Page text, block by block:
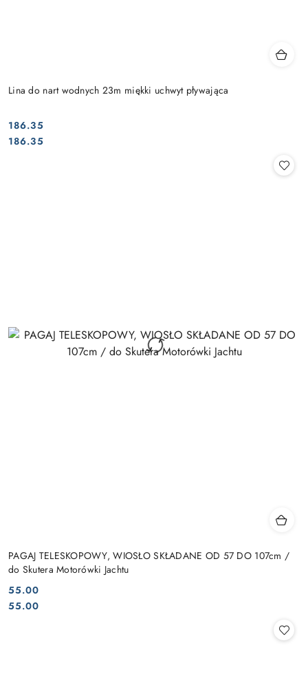
Lina do nart wodnych 23m miękki uchwyt pływająca
Cena:
186.35
Cena:
186.35
PAGAJ TELESKOPOWY, WIOSŁO SKŁADANE OD 57 DO 107cm /
do Skutera Motorówki Jachtu
Cena:
55.00
Cena:
55.00